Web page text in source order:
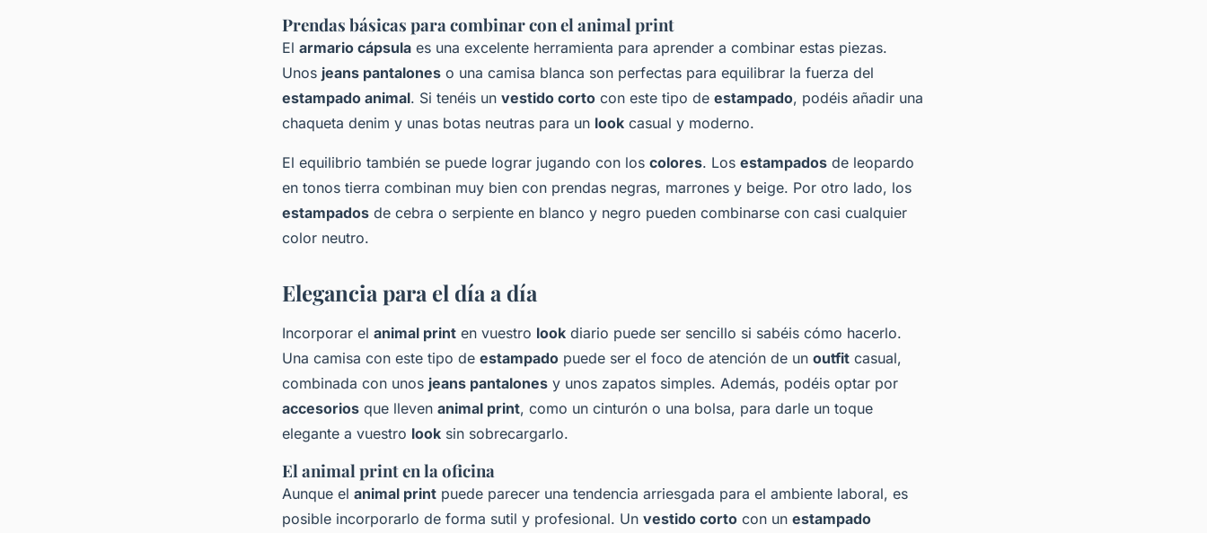
Prendas básicas para combinar con el animal print
El armario cápsula es una excelente herramienta para aprender a combinar estas piezas.
Unos jeans pantalones o una camisa blanca son perfectas para equilibrar la fuerza del
estampado animal. Si tenéis un vestido corto con este tipo de estampado, podéis añadir una
chaqueta denim y unas botas neutras para un look casual y moderno.
El equilibrio también se puede lograr jugando con los colores. Los estampados de leopardo
en tonos tierra combinan muy bien con prendas negras, marrones y beige. Por otro lado, los
estampados de cebra o serpiente en blanco y negro pueden combinarse con casi cualquier
color neutro.
Elegancia para el día a día
Incorporar el animal print en vuestro look diario puede ser sencillo si sabéis cómo hacerlo.
Una camisa con este tipo de estampado puede ser el foco de atención de un outfit casual,
combinada con unos jeans pantalones y unos zapatos simples. Además, podéis optar por
accesorios que lleven animal print, como un cinturón o una bolsa, para darle un toque
elegante a vuestro look sin sobrecargarlo.
El animal print en la oficina
Aunque el animal print puede parecer una tendencia arriesgada para el ambiente laboral, es
posible incorporarlo de forma sutil y profesional. Un vestido corto con un estampado